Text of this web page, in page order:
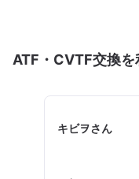
ATF・CVTF交換を
キビヲさん